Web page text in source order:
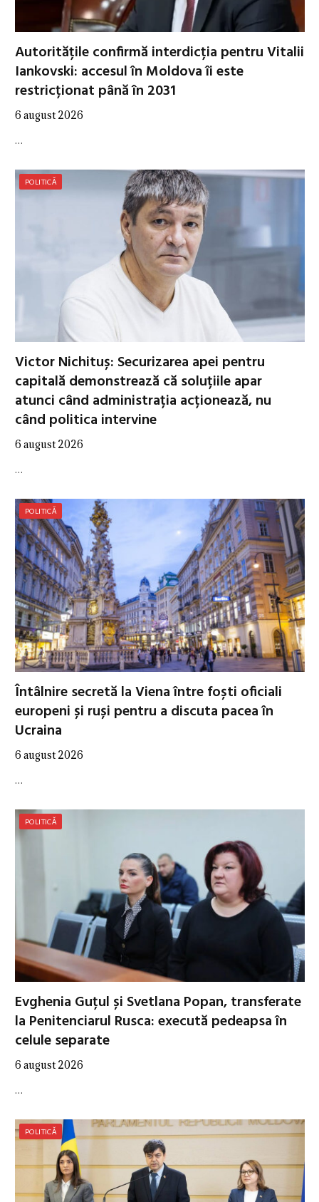
Autoritățile confirmă interdicția pentru Vitalii
Iankovski: accesul în Moldova îi este
restricționat până în 2031
6 august 2026
…
POLITICĂ
Victor Nichituș: Securizarea apei pentru
capitală demonstrează că soluțiile apar
atunci când administrația acționează, nu
când politica intervine
6 august 2026
…
POLITICĂ
Întâlnire secretă la Viena între foști oficiali
europeni și ruși pentru a discuta pacea în
Ucraina
6 august 2026
…
POLITICĂ
Evghenia Guțul și Svetlana Popan, transferate
la Penitenciarul Rusca: execută pedeapsa în
celule separate
6 august 2026
…
POLITICĂ